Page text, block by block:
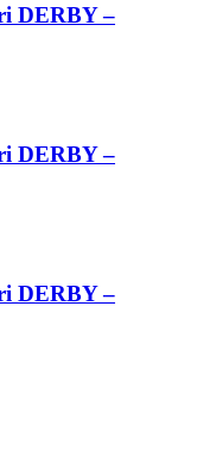
DERBY –
DERBY –
DERBY –